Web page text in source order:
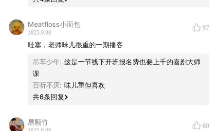
Meatfloss小面包
2025.9.08
97
哇塞，老师味儿很重的一期播客
吊车少年: 这是一节线下开班报名费也要上千的喜剧大师
课
百听不厌: 味儿重但喜欢
共6条回复
易颗竹 60